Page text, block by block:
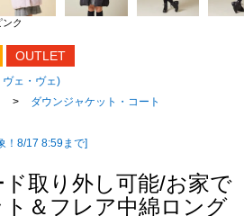
ンク
OUTLET
ヴェ・ヴェ)
>
ダウンジャケット・コート
！8/17 8:59まで]
ド取り外し可能/お家で
＆フレア中綿ロング